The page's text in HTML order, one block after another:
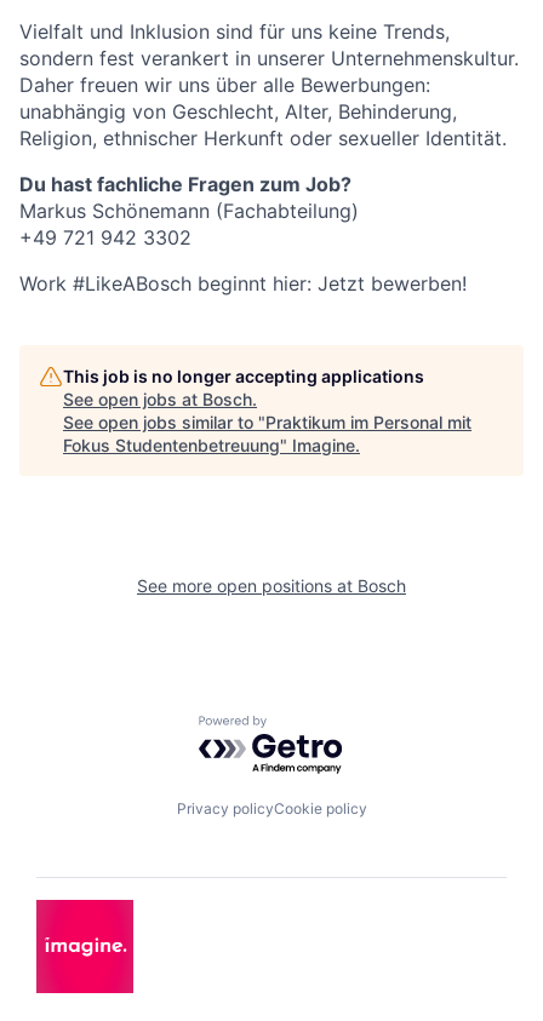
Vielfalt und Inklusion sind für uns keine Trends,
sondern fest verankert in unserer Unternehmenskultur.
Daher freuen wir uns über alle Bewerbungen:
unabhängig von Geschlecht, Alter, Behinderung,
Religion, ethnischer Herkunft oder sexueller Identität.
Du hast fachliche Fragen zum Job?
Markus Schönemann (Fachabteilung)
+49 721 942 3302
Work #LikeABosch beginnt hier: Jetzt bewerben!
This job is no longer accepting applications
See open jobs at Bosch.
See open jobs similar to "Praktikum im Personal mit
Fokus Studentenbetreuung" Imagine.
See more open positions at Bosch
Powered by Getro.com
Privacy policyCookie policy